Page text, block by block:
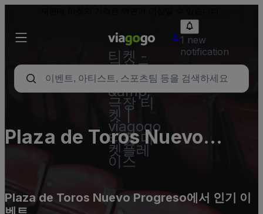
티켓 -
콘서트,
스포츠
&amp;
극장 티
켓 |
viagogo
티켓 마
켓플레
이스
1 new
notification
Plaza de Toros Nuevo
Plaza de Toros Nuevo Progreso에서 인기 이